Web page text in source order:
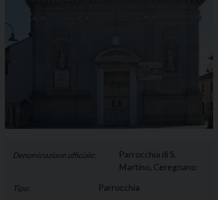
Denominazione ufficiale:
Parrocchia di S.
Martino, Ceregnano
Tipo: Parrocchia